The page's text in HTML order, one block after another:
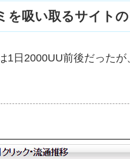
を吸い取るサイト
1日2000UU前後だった